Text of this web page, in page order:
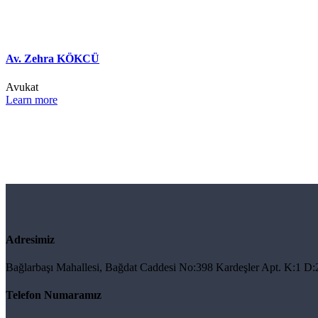
Av. Zehra KÖKCÜ
Avukat
Learn more
Adresimiz
Bağlarbaşı Mahallesi, Bağdat Caddesi No:398 Kardeşler Apt. K:1
Telefon Numaramız